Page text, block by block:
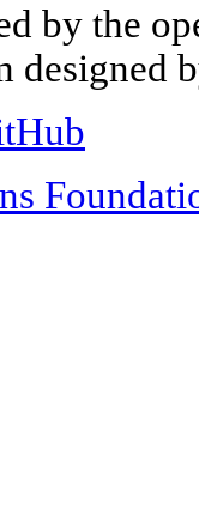
by the
designed